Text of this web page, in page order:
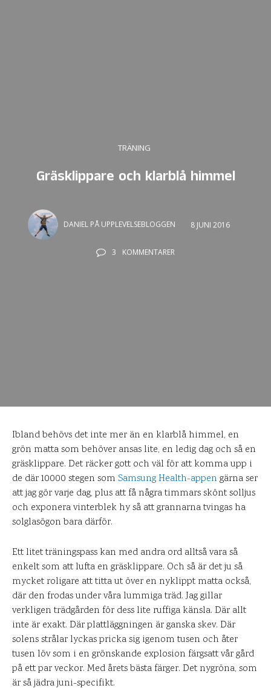
TRÄNING
Gräsklippare och klarblå himmel
DANIEL PÅ UPPLEVELSEBLOGGEN 8 JUNI 2016
3 KOMMENTARER
Ibland behövs det inte mer än en klarblå himmel, en
grön matta som behöver ansas lite, en ledig dag och så en
gräsklippare. Det räcker gott och väl för att komma upp i
de där 10000 stegen som Samsung Health-appen gärna ser
att jag gör varje dag, plus att få några timmars skönt solljus
och exponera vinterblek hy så att grannarna tvingas ha
solglasögon bara därför.
Ett litet träningspass kan med andra ord alltså vara så
enkelt som att lufta en gräsklippare. Och så är det ju så
mycket roligare att titta ut över en nyklippt matta också,
där den frodas under våra lummiga träd. Jag gillar
verkligen trädgården för dess lite ruffiga känsla. Där allt
inte är exakt. Där plattläggningen är ganska skev. Där
solens strålar lyckas pricka sig igenom tusen och åter
tusen löv som i en grönskande explosion färgsatt vår gård
på ett par veckor. Med årets bästa färger. Det nygröna, som
är så jädra juni-specifikt.